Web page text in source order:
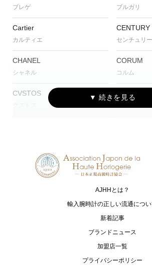
ブレゲ ブルガリ
Cartier
カルティエ
CENTURY
センチュリー
CHANEL
シャネル
CORUM
コルム
CVSTOS EDOX
G-SHOCK
ジーショック
HARRY
ハリー・ウィ
I.T.A.
アイ･ティー･
アイ・ダブリュー・シー シャフハ
ローリーロド
AJHHとは？
輸入腕時計の正しい流通につ
新着記事
ブランドニュース
加盟店一覧
プライバシーポリシー